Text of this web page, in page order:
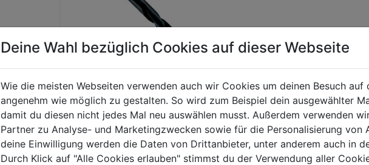
Blindnietenbohrer DIN
1897 m.
Kreuzanschliff
0.0 (0)
von
5
5,79€
Metallbohrer HSS-G
RED HEX Titan 1/4"
3,0x65 mm
0.0 (0)
5,99€
RED
von
5,99€
Deine Wahl bezüglich Cookies auf dieser Webseite
Wie die meisten Webseiten verwenden auch wir Cookies um deinen Besuch auf
angenehm wie möglich zu gestalten. So wird zum Beispiel dein ausgewählter
damit du diesen nicht jedes Mal neu auswählen musst. Außerdem verwenden
Partner zu Analyse- und Marketingzwecken sowie für die Personalisierung von
deine Einwilligung werden die Daten von Drittanbieter, unter anderem auch in
Durch Klick auf "Alle Cookies erlauben" stimmst du der Verwendung aller